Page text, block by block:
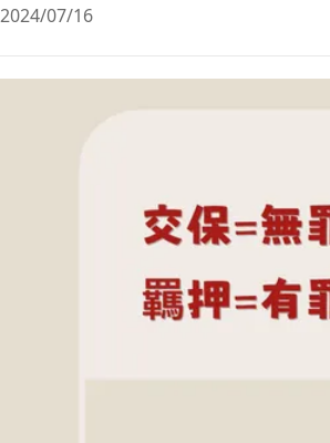
黃欣安 主持律師
立即諮詢
2024/07/16